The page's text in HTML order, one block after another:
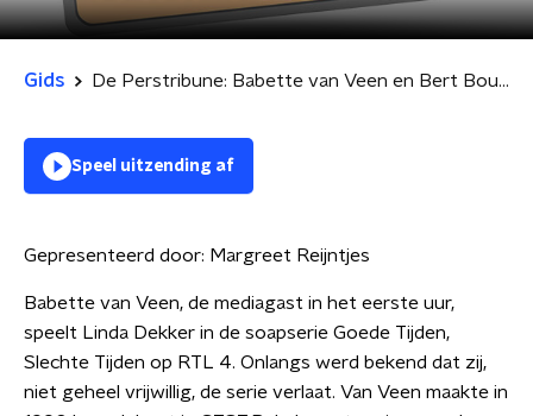
Gids De Perstribune: Babette van Veen en Bert Bouwer
Speel uitzending af
Gepresenteerd door: Margreet Reijntjes
Babette van Veen, de mediagast in het eerste uur,
speelt Linda Dekker in de soapserie Goede Tijden,
Slechte Tijden op RTL 4. Onlangs werd bekend dat zij,
niet geheel vrijwillig, de serie verlaat. Van Veen maakte in